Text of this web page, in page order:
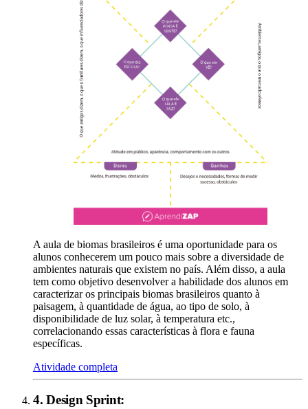
A aula de biomas brasileiros é uma oportunidade para os
alunos conhecerem um pouco mais sobre a diversidade de
ambientes naturais que existem no país. Além disso, a aula
tem como objetivo desenvolver a habilidade dos alunos em
caracterizar os principais biomas brasileiros quanto à
paisagem, à quantidade de água, ao tipo de solo, à
disponibilidade de luz solar, à temperatura etc.,
correlacionando essas características à flora e fauna
específicas.
Atividade completa
4.Design Sprint: